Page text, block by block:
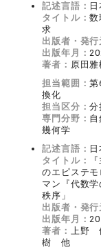
記述言語：
タイトル：数
求
出版者・発行
出版年月：
著者： 原田雅
担当範囲：第
換化
担当区分：分
専門分野：
幾何学
記述言語：
タイトル：
のエピステ
マン『代数
秩序」
出版者・発行
出版年月：
著者： 上野
樹 他